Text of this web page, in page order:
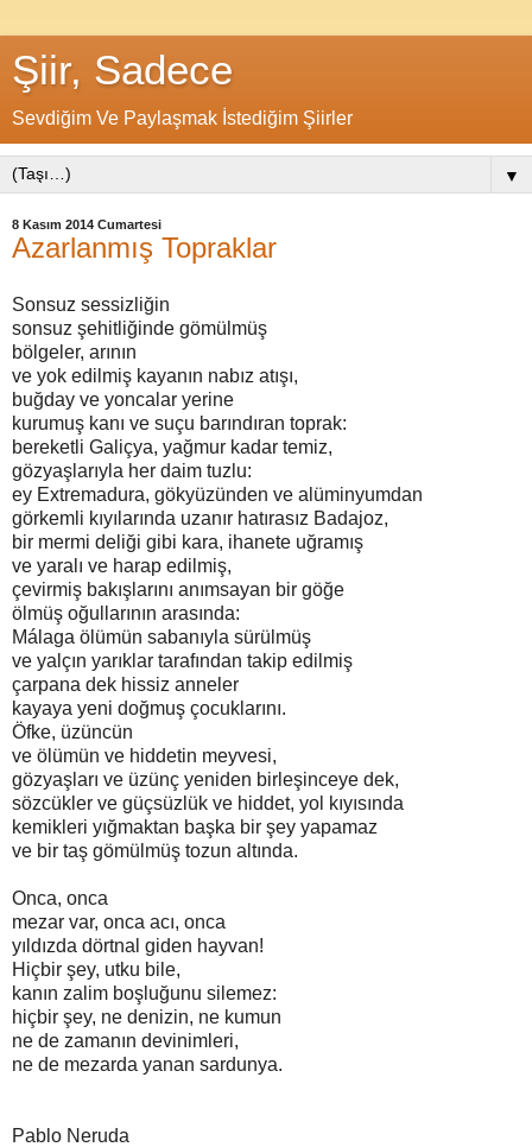
Şiir, Sadece
Sevdiğim Ve Paylaşmak İstediğim Şiirler
▼
8 Kasım 2014 Cumartesi
Azarlanmış Topraklar
Sonsuz sessizliğin
sonsuz şehitliğinde gömülmüş
bölgeler, arının
ve yok edilmiş kayanın nabız atışı,
buğday ve yoncalar yerine
kurumuş kanı ve suçu barındıran toprak:
bereketli Galiçya, yağmur kadar temiz,
gözyaşlarıyla her daim tuzlu:
ey Extremadura, gökyüzünden ve alüminyumdan
görkemli kıyılarında uzanır hatırasız Badajoz,
bir mermi deliği gibi kara, ihanete uğramış
ve yaralı ve harap edilmiş,
çevirmiş bakışlarını anımsayan bir göğe
ölmüş oğullarının arasında:
Málaga ölümün sabanıyla sürülmüş
ve yalçın yarıklar tarafından takip edilmiş
çarpana dek hissiz anneler
kayaya yeni doğmuş çocuklarını.
Öfke, üzüncün
ve ölümün ve hiddetin meyvesi,
gözyaşları ve üzünç yeniden birleşinceye dek,
sözcükler ve güçsüzlük ve hiddet, yol kıyısında
kemikleri yığmaktan başka bir şey yapamaz
ve bir taş gömülmüş tozun altında.
Onca, onca
mezar var, onca acı, onca
yıldızda dörtnal giden hayvan!
Hiçbir şey, utku bile,
kanın zalim boşluğunu silemez:
hiçbir şey, ne denizin, ne kumun
ne de zamanın devinimleri,
ne de mezarda yanan sardunya.
Pablo Neruda